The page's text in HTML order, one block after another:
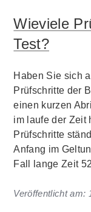
Wieviele
Test?
Haben Sie sich
Prüfschritte der
einen kurzen
im laufe der Zeit
Prüfschritte
Anfang im
Fall lange Zeit
Veröffentlicht am: